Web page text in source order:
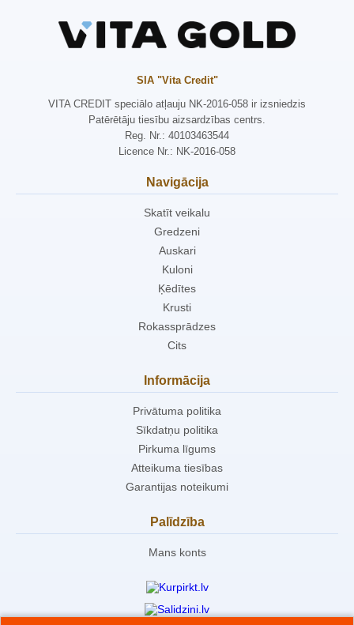
SIA "Vita Credit"
VITA CREDIT speciālo atļauju NK-2016-058 ir izsniedzis
Patērētāju tiesību aizsardzības centrs.
Reg. Nr.: 40103463544
Licence Nr.: NK-2016-058
Navigācija
Skatīt veikalu
Gredzeni
Auskari
Kuloni
Ķēdītes
Krusti
Rokassprādzes
Cits
Informācija
Privātuma politika
Sīkdatņu politika
Pirkuma līgums
Atteikuma tiesības
Garantijas noteikumi
Palīdzība
Mans konts